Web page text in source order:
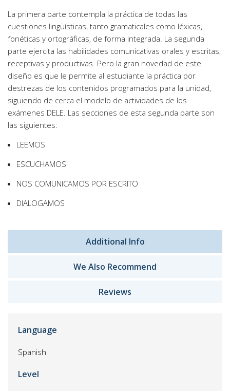
La primera parte contempla la práctica de todas las
cuestiones lingüísticas, tanto gramaticales como léxicas,
fonéticas y ortográficas, de forma integrada. La segunda
parte ejercita las habilidades comunicativas orales y escritas,
receptivas y productivas. Pero la gran novedad de este
diseño es que le permite al estudiante la práctica por
destrezas de los contenidos programados para la unidad,
siguiendo de cerca el modelo de actividades de los
exámenes DELE. Las secciones de esta segunda parte son
las siguientes:
LEEMOS
ESCUCHAMOS
NOS COMUNICAMOS POR ESCRITO
DIALOGAMOS
Additional Info
We Also Recommend
Reviews
Language
Spanish
Level